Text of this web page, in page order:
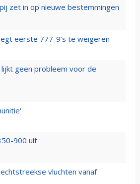
zet in op nieuwe bestemmingen
eerste 777-9’s te weigeren
geen probleem voor de
900 uit
vluchten vanaf